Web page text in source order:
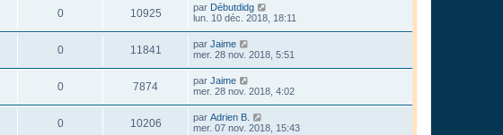
0 10925 par Débutdidg
lun. 10 déc. 2018, 18:11
0 11841 par Jaime
mer. 28 nov. 2018, 5:51
0 7874 par Jaime
mer. 28 nov. 2018, 4:02
0 10206 par Adrien B.
mer. 07 nov. 2018, 15:43